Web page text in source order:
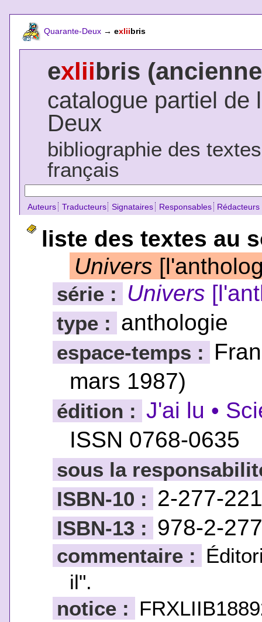
Quarante-Deux → exliibris
exliibris
catalogue partiel de
Deux
bibliographie des
français
Auteurs Traducteurs Signataires Responsables Rédacteurs
liste des textes au
Univers
série : Univers
type : anthologie
espace-temps :
mars 1987)
édition : J'ai lu •
ISSN 0768-0635
sous la
ISBN-10 : 2-277-
ISBN-13 : 978-2-
commentaire :
il".
notice :